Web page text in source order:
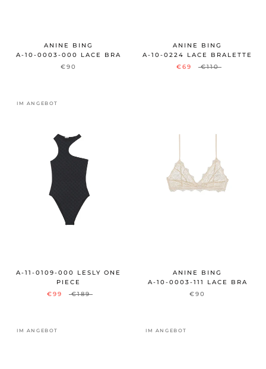
ANINE BING
A-10-0003-000 LACE BRA
€90
ANINE BING
A-10-0224 LACE BRALETTE
€69
€110
IM ANGEBOT
A-11-0109-000 LESLY ONE
PIECE
€99
€189
ANINE BING
A-10-0003-111 LACE BRA
€90
IM ANGEBOT IM ANGEBOT